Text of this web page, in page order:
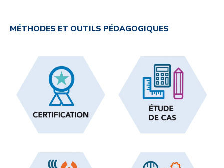
MÉTHODES ET OUTILS PÉDAGOGIQUES